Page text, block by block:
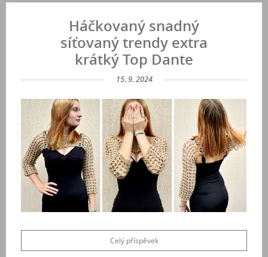
Háčkovaný snadný
síťovaný trendy extra
krátký Top Dante
15. 9. 2024
Celý příspěvek